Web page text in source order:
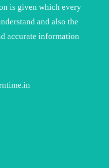
is given which every
and also the
accurate information